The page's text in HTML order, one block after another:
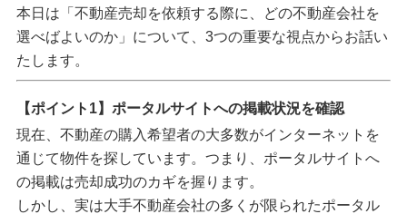
本日は「不動産売却を依頼する際に、どの不動産会社を
選べばよいのか」について、3つの重要な視点からお話い
たします。
【ポイント1】ポータルサイトへの掲載状況を確認
現在、不動産の購入希望者の大多数がインターネットを
通じて物件を探しています。つまり、ポータルサイトへ
の掲載は売却成功のカギを握ります。
しかし、実は大手不動産会社の多くが限られたポータル